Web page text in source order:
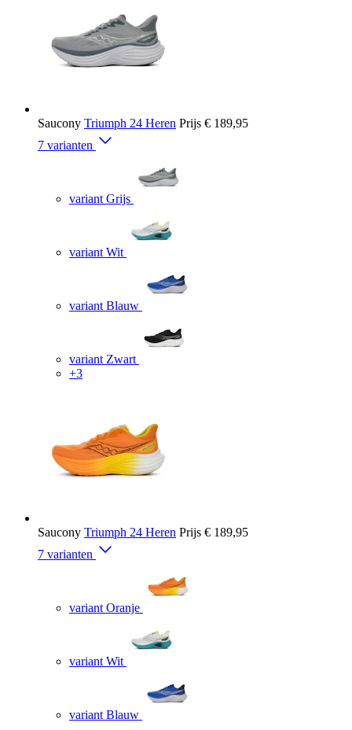
Saucony Triumph 24 Heren Prijs € 189,95
7 varianten
variant Grijs
variant Wit
variant Blauw
variant Zwart
+3
Saucony Triumph 24 Heren Prijs € 189,95
7 varianten
variant Oranje
variant Wit
variant Blauw